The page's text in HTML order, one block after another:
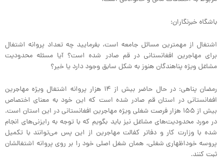
باشگاه خبرنگاران:
اشتغال از مهمترین مسائل جامعه است، بفرمایید چه تعداد پروانه اشتغال
برای مهاجرین افغانستانی در قم صادر شده است؟ آیا مسئله محدودیت
مشاغل ویژه پناهندگان هنوز به شکل سابق وجود دارد یا خیر؟
رمضان پناهی: در حال حاضر بیش از ۱۴ هزار پروانه اشتغال ویژه مهاجرین
افغانستانی در استان قم صادر شده است که این خود به معنای اختصاص
بیش از ۱۵۵ هزار فرصت شغلی ویژه مهاجرین افغانستانی در این استان است.
در مورد محدودیت‌های مشاغل نیز باید بگویم که با توجه به رایزنی‌های انجام
شده با وزارت کار و دفاتر کفالت مهاجرین از این پس می‌توانند با تکمیل
پروسه خوداظهاری شغلی، همان شغل اصلی خود را بر روی پروانه اشتغالشان
ثبت کنند.